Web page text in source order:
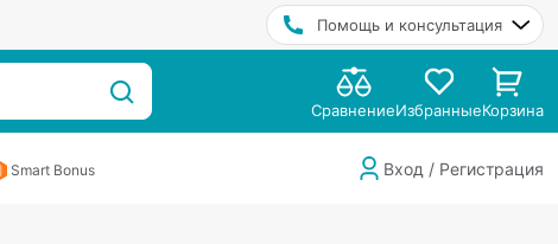
Помощь и консультация
СравнениеИзбранныеКорзина
Smart Bonus Вход / Регистрация